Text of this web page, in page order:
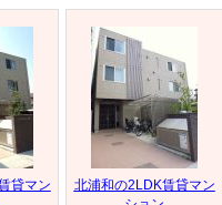
貸マン
北浦和の2LDK賃貸マン